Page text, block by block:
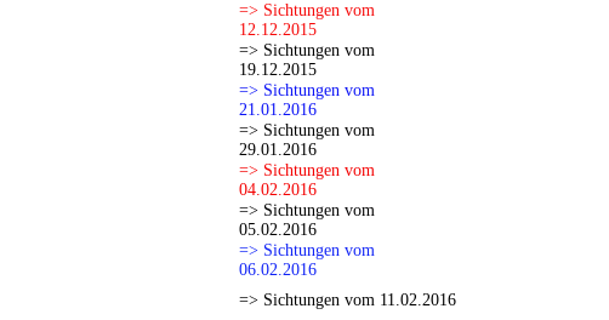
=> Sichtungen vom
12.12.2015
=> Sichtungen vom
19.12.2015
=> Sichtungen vom
21.01.2016
=> Sichtungen vom
29.01.2016
=> Sichtungen vom
04.02.2016
=> Sichtungen vom
05.02.2016
=> Sichtungen vom
06.02.2016
=> Sichtungen vom 11.02.2016